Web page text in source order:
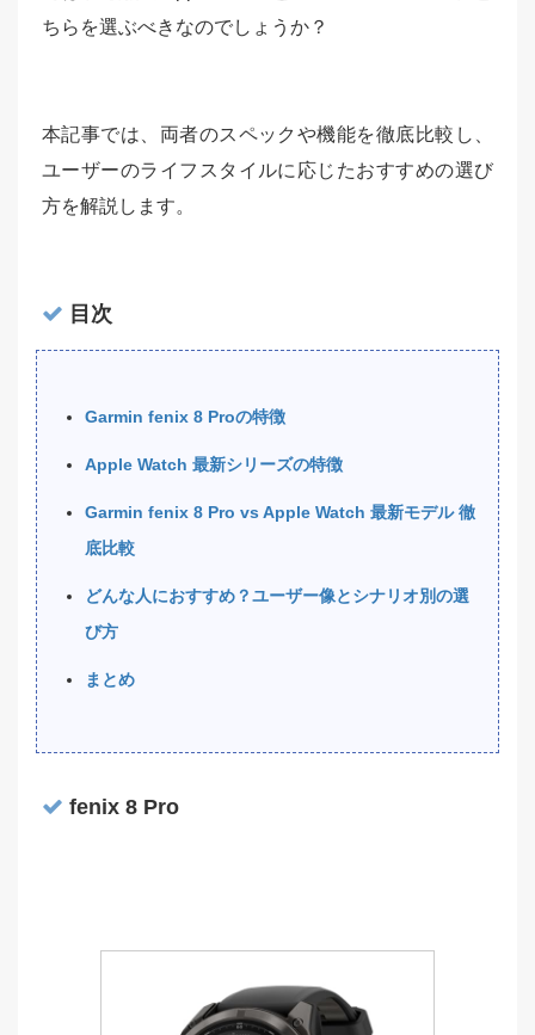
ちらを選ぶべきなのでしょうか？
本記事では、両者のスペックや機能を徹底比較し、
ユーザーのライフスタイルに応じたおすすめの選び
方を解説します。
目次
Garmin fenix 8 Proの特徴
Apple Watch 最新シリーズの特徴
Garmin fenix 8 Pro vs Apple Watch 最新モデル 徹
底比較
どんな人におすすめ？ユーザー像とシナリオ別の選
び方
まとめ
fenix 8 Pro